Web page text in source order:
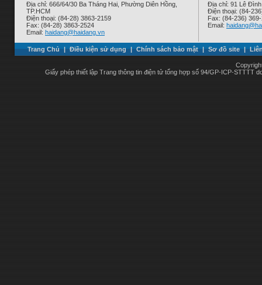
Địa chỉ: 666/64/30 Ba Tháng Hai, Phường Diên Hồng,
TP.HCM
Điện thoại: (84-28) 3863-2159
Fax: (84-28) 3863-2524
Email: haidang@haidang.vn
Địa chỉ: 91 Lê
Điện thoại: (84-
Fax: (84-236)
Email:
Trang Chủ | Điều kiện sử dụng | Chính sách bảo mật | Sơ đồ site |
Giấy phép thiết lập Trang thông tin điện tử tổng hợp số 94/GP-ICP-STTTT